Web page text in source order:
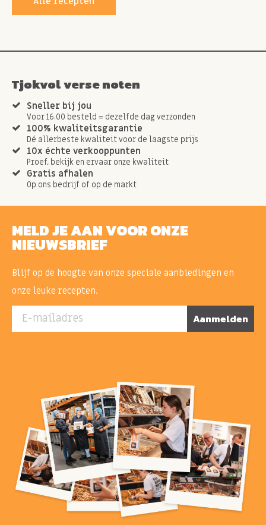
Tjokvol verse noten
Sneller bij jou
Voor 16.00 besteld = dezelfde dag verzonden
100% kwaliteitsgarantie
Dé allerbeste kwaliteit voor de laagste prijs
10x échte verkooppunten
Proef, bekijk en ervaar onze kwaliteit
Gratis afhalen
Op ons bedrijf of op de markt
MELD JE AAN VOOR ONZE
NIEUWSBRIEF
Blijf op de hoogte van onze speciale aanbiedingen en
onze leuke recepten.
E-mailadres Aanmelden